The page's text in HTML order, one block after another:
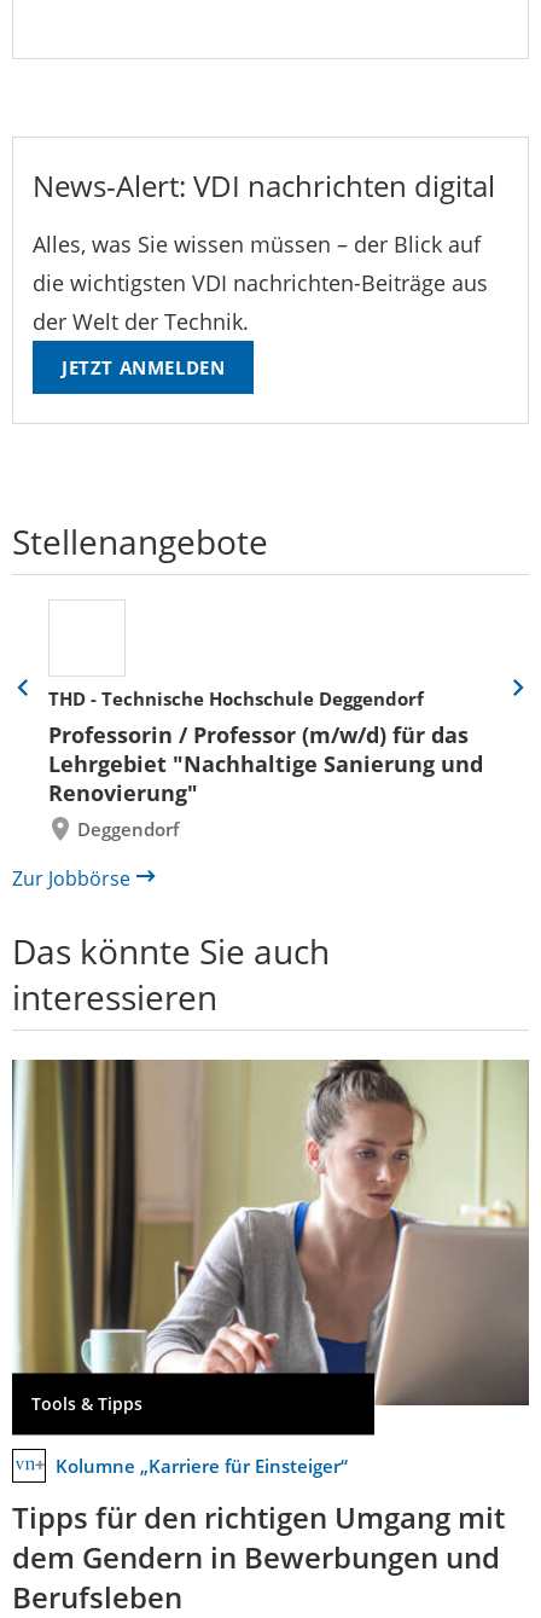
News-Alert: VDI nachrichten digital
Alles, was Sie wissen müssen – der Blick auf
die wichtigsten VDI nachrichten-Beiträge aus
der Welt der Technik.
JETZT ANMELDEN
Stellenangebote
THD - Technische Hochschule Deggendorf
Professorin / Professor (m/w/d) für das
Lehrgebiet "Nachhaltige Sanierung und
Renovierung"
Deggendorf
Eine
zurück
Eine
Zur Jobbörse
Das könnte Sie auch
interessieren
Tools & Tipps
Kolumne „Karriere für Einsteiger“
Tipps für den richtigen Umgang mit
dem Gendern in Bewerbungen und
Berufsleben